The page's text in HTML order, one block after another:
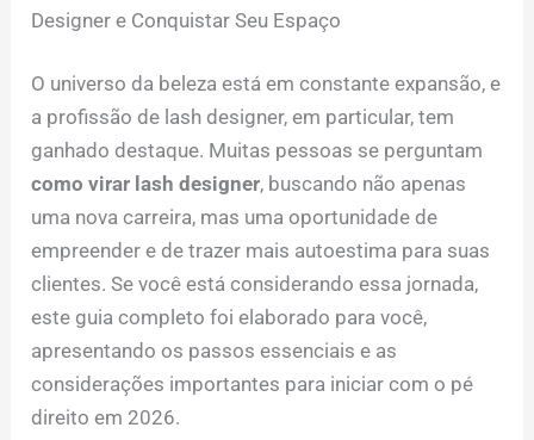
Designer e Conquistar Seu Espaço
O universo da beleza está em constante expansão, e
a profissão de lash designer, em particular, tem
ganhado destaque. Muitas pessoas se perguntam
como virar lash designer, buscando não apenas
uma nova carreira, mas uma oportunidade de
empreender e de trazer mais autoestima para suas
clientes. Se você está considerando essa jornada,
este guia completo foi elaborado para você,
apresentando os passos essenciais e as
considerações importantes para iniciar com o pé
direito em 2026.